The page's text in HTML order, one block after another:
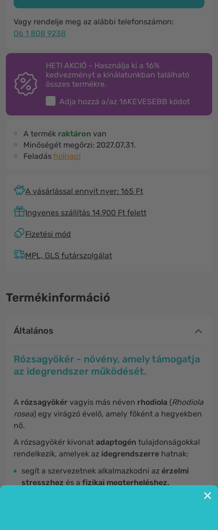
Vagy rendelje meg az alábbi telefonszámon:
06 1 808 9238
HETI AKCIÓ - Használja ki a 16%
kedvezményt a kínálatunkban található
összes termékre.
Adja hozzá a/az 16KEVESEBB kódot
A termék raktáron van
Minőségét megőrzi: 2027.07.31.
Feladás holnap!
A vásárlással ennyit nyer: 165 Ft
Ingyenes szállítás 14.900 Ft felett
Fizetési mód
MPL, GLS futárszolgálat
Termékinformáció
Általános
Rózsagyökér - növény, amely támogatja
az idegrendszer működését.
A rózsagyökér vagyis más néven rhodiola (Rhodiola
rosea) egy virágzó évelő, amely főként a hegyekben
nő.
A rózsagyökér kivonat adaptogén tulajdonságokkal
rendelkezik, amelyek az idegrendszerre hatnak:
segít a szervezetnek alkalmazkodni az érzelmi
stresszhez és a fizikai megterheléshez,